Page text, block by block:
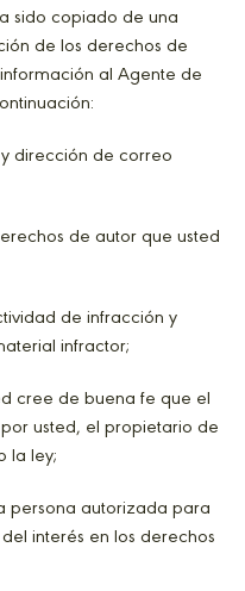
sido copiado de una
de los derechos de
al Agente de
dirección de correo
de autor que usted
de infracción y
infractor;
cree de buena fe que el
usted, el propietario de
la ley;
persona autorizada para
interés en los derechos